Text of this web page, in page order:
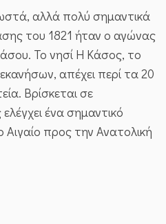
αλλά πολύ σημαντικά
του 1821 ήταν ο αγώνας
Το νησί Η Κάσος, το
απέχει περί τα 20
Βρίσκεται σε
ένα σημαντικό
προς την Ανατολική